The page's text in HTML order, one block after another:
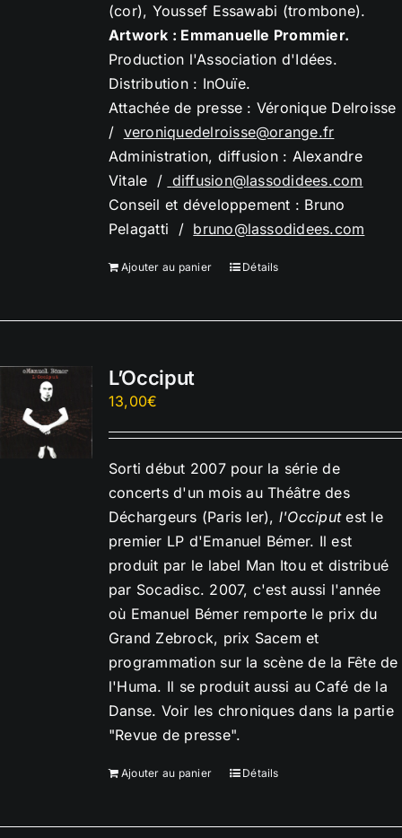
(cor), Youssef Essawabi (trombone).
Artwork : Emmanuelle Prommier.
Production l'Association d'Idées.
Distribution : InOuïe.
Attachée de presse : Véronique Delroisse
/ veroniquedelroisse@orange.fr
Administration, diffusion : Alexandre
Vitale / diffusion@lassodidees.com
Conseil et développement : Bruno
Pelagatti / bruno@lassodidees.com
Ajouter au panier Détails
L’Occiput
13,00€
Sorti début 2007 pour la série de
concerts d'un mois au Théâtre des
Déchargeurs (Paris Ier), l'Occiputest le
premier LP d'Emanuel Bémer. Il est
produit par le label Man Itou et distribué
par Socadisc. 2007, c'est aussi l'année
où Emanuel Bémer remporte le prix du
Grand Zebrock, prix Sacem et
programmation sur la scène de la Fête de
l'Huma. Il se produit aussi au Café de la
Danse. Voir les chroniques dans la partie
"Revue de presse".
Ajouter au panier Détails